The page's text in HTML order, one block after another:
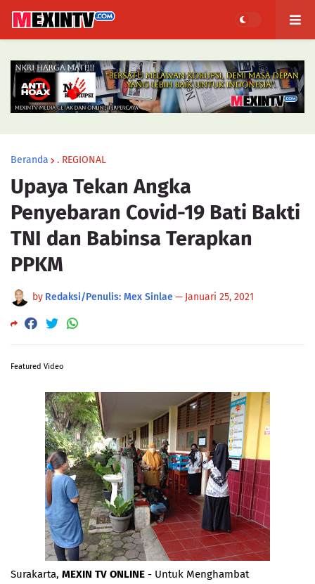
Beranda . REGIONAL
Upaya Tekan Angka
Penyebaran Covid-19 Bati Bakti
TNI dan Babinsa Terapkan
PPKM
by Redaksi/Penulis: Mex Sinlae— Januari 25, 2021
Featured Video
Surakarta, MEXIN TV ONLINE - Untuk Menghambat